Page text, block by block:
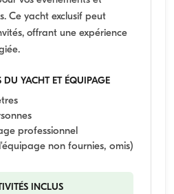
Ce yacht exclusif peut
offrant une expérience
DU YACHT ET ÉQUIPAGE
professionnel
non fournies, omis)
INCLUS